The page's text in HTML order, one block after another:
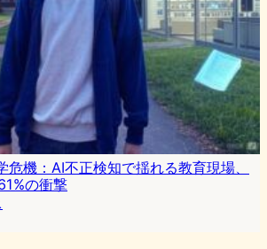
機：AI不正検知で揺れる教育現場、
の衝撃